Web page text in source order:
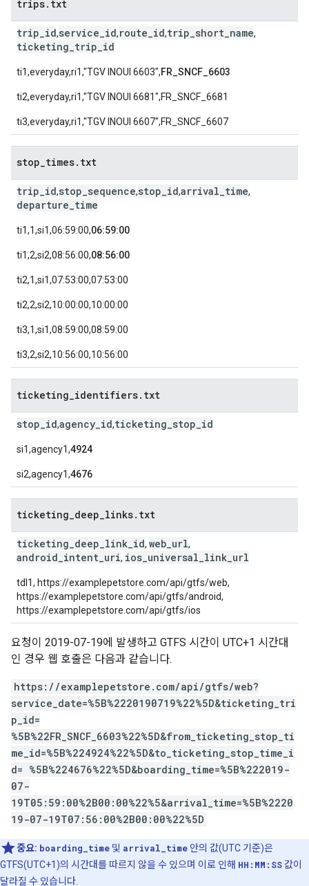
trips. txt
trip_id,service_id,route_id,trip_short_name,
ticketing_trip_id
ti1,everyday,ri1,"TGV INOUI 6603",FR_SNCF_6603
ti2,everyday,ri1,"TGV INOUI 6681",FR_SNCF_6681
ti3,everyday,ri1,"TGV INOUI 6607",FR_SNCF_6607
stop times. txt
trip_id,stop_sequence,stop_id,arrival_time,
departure_time
ti1,1,si1,06:59:00,06:59:00
ti1,2,si2,08:56:00,08:56:00
ti2,1,si1,07:53:00,07:53:00
ti2,2,si2,10:00:00,10:00:00
ti3,1,si1,08:59:00,08:59:00
ti3,2,si2,10:56:00,10:56:00
ticketing identifiers. txt
stop_id,agency_id,ticketing_stop_id
si1,agency1,4924
si2,agency1,4676
ticketing deep links. txt
ticketing_deep_link_id, web_url,
android_intent_uri, ios_universal_link_url
tdl1, https://examplepetstore.com/api/gtfs/web,
https://examplepetstore.com/api/gtfs/android,
https://examplepetstore.com/api/gtfs/ios
요청이 2019-07-19에 발생하고 GTFS 시간이 UTC+1 시간대
인 경우 웹 호출은 다음과 같습니다.
https://examplepetstore.com/api/gtfs/web?
service_date=%5B%2220190719%22%5D&ticketing_tri
p_id=
%5B%22FR_SNCF_6603%22%5D&from_ticketing_stop_ti
me_id=%5B%224924%22%5D&to_ticketing_stop_time_i
d= %5B%224676%22%5D&boarding_time=%5B%222019-
07-
19T05:59:00%2B00:00%22%5&arrival_time=%5B%2220
19-07-19T07:56:00%2B00:00%22%5D
중요: boarding_time 및 arrival_time 안의 값(UTC 기준)은
GTFS(UTC+1)의 시간대를 따르지 않을 수 있으며 이로 인해 HH:MM:SS값이
달라질 수 있습니다.